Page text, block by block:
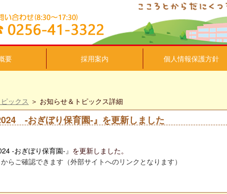
要 採用案内 個人情報保護方針
ックス ＞ お知らせ＆トピックス詳細
‐おぎぼり保育園‐』を更新しました
‐おぎぼり保育園‐』 を更新しました。
らご確認できます（外部サイトへのリンクとなります）